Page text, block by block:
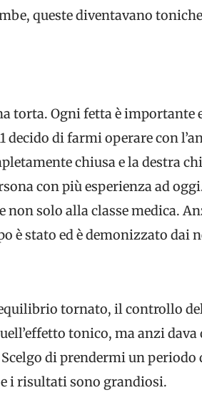
queste diventavano
torta. Ogni fetta è importante
decido di farmi operare con
chiusa e la destra
con più esperienza ad
solo alla classe medica.
è stato ed è demonizzato dai
tornato, il controllo
tonico, ma anzi dava
di prendermi un periodo
i risultati sono grandiosi.